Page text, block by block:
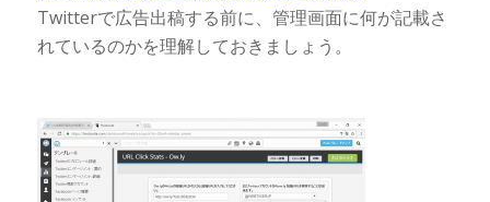
Twitterで広告出稿する前に、管理画面に何が記載さ
れているのかを理解しておきましょう。